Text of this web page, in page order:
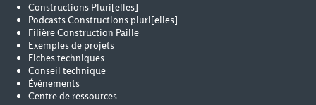
Constructions Pluri[elles]
Podcasts Constructions pluri[elles]
Filière Construction Paille
Exemples de projets
Fiches techniques
Conseil technique
Événements
Centre de ressources